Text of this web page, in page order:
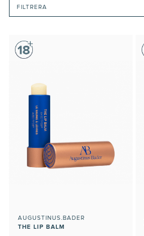
FILTRERA
AUGUSTINUS.BADER
THE LIP BALM